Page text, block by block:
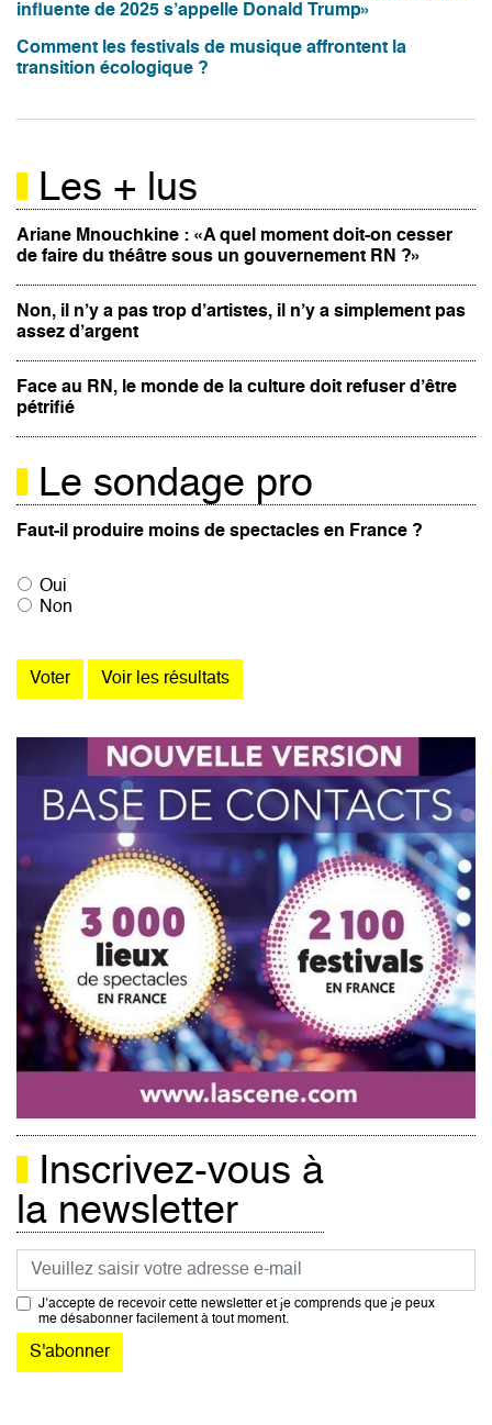
influente de 2025 s’appelle Donald Trump»
Comment les festivals de musique affrontent la
transition écologique ?
Les + lus
Ariane Mnouchkine : «A quel moment doit-on cesser
de faire du théâtre sous un gouvernement RN ?»
Non, il n’y a pas trop d’artistes, il n’y a simplement pas
assez d’argent
Face au RN, le monde de la culture doit refuser d’être
pétrifié
Le sondage pro
Faut-il produire moins de spectacles en France ?
Oui
Non
Inscrivez-vous à
la newsletter
Courriel
J’accepte de recevoir cette newsletter et je comprends que je peux
me désabonner facilement à tout moment.